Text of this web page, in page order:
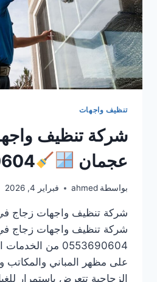
تنظيف واجهات
شركة تنظيف
عجمان
بواسطة ahmed فبراير 4, 2026
شركة تنظيف واجهات زجاج
شركة تنظيف واجهات زجاج
0553690604 من
على مظهر المباني والمكاتب
الزجاجية تتعرض باستمرار